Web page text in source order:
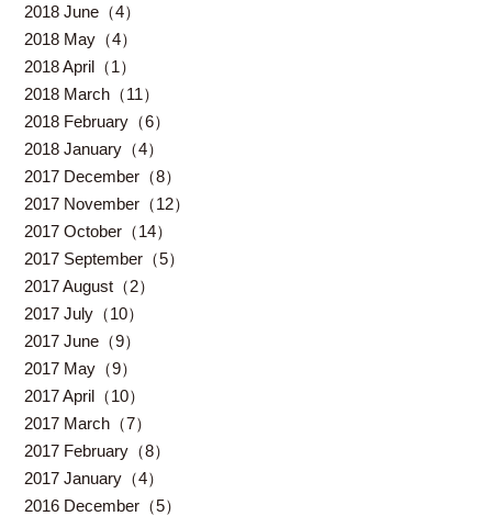
2018 June（4）
2018 May（4）
2018 April（1）
2018 March（11）
2018 February（6）
2018 January（4）
2017 December（8）
2017 November（12）
2017 October（14）
2017 September（5）
2017 August（2）
2017 July（10）
2017 June（9）
2017 May（9）
2017 April（10）
2017 March（7）
2017 February（8）
2017 January（4）
2016 December（5）